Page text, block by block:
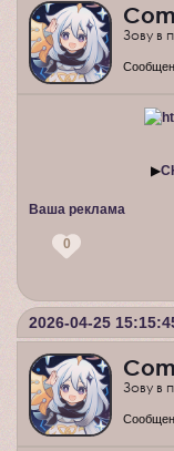
Зову в
▶
Ваша реклама
0
2026-04-25
Зову в